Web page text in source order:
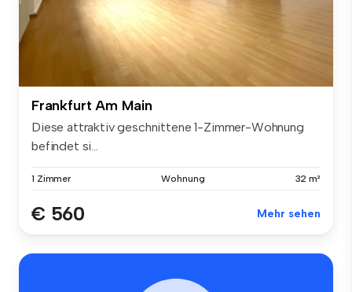
Frankfurt Am Main
Diese attraktiv geschnittene 1-Zimmer-Wohnung
befindet si...
1 Zimmer Wohnung 32 m²
€ 560 Mehr sehen